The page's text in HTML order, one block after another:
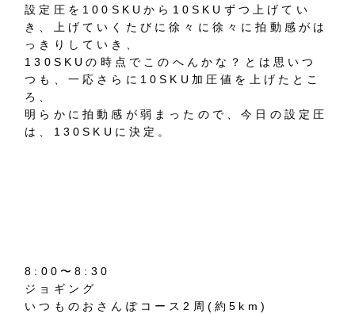
設定圧を100SKUから10SKUずつ上げてい
き、上げていくたびに徐々に徐々に拍動感がは
っきりしていき、
130SKUの時点でこのへんかな？とは思いつ
つも、一応さらに10SKU加圧値を上げたとこ
ろ、
明らかに拍動感が弱まったので、今日の設定圧
は、130SKUに決定。
8:00〜8:30
ジョギング
いつものおさんぽコース2周(約5km)